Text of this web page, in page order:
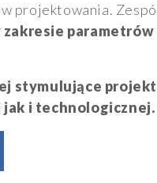
projektowania.
zakresie
stymulujące
jak i technologicznej.